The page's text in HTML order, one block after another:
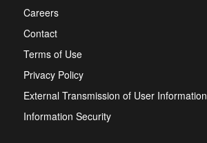
Careers
Contact
Terms of Use
Privacy Policy
External Transmission of User Information
Information Security